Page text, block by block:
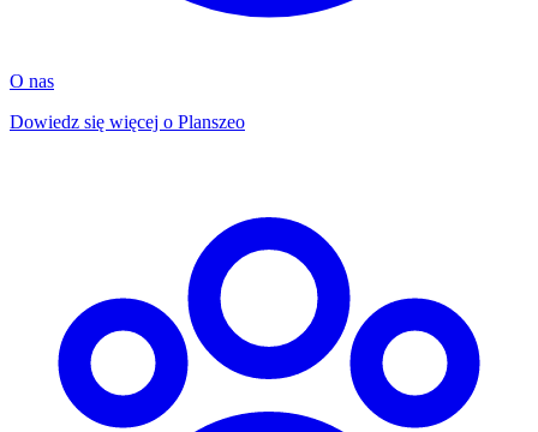
O nas
Dowiedz się więcej o Planszeo